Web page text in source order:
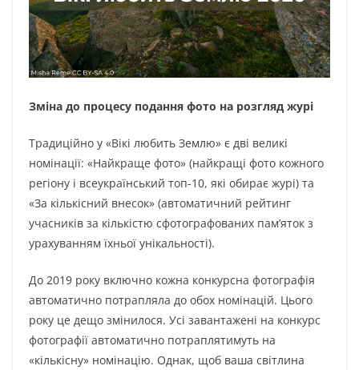
Зміна до процесу подання фото на розгляд журі
Традиційно у «Вікі любить Землю» є дві великі
номінації: «Найкраще фото» (найкращі фото кожного
регіону і всеукраїнський топ-10, які обирає журі) та
«За кількісний внесок» (автоматичний рейтинг
учасників за кількістю сфотографованих пам’яток з
урахуванням їхньої унікальності).
До 2019 року включно кожна конкурсна фотографія
автоматично потрапляла до обох номінацій. Цього
року це дещо змінилося. Усі завантажені на конкурс
фотографії автоматично потраплятимуть на
«кількісну» номінацію. Однак, щоб ваша світлина